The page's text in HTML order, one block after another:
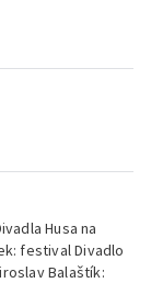
Husa na
festival Divadlo
Balaštík: